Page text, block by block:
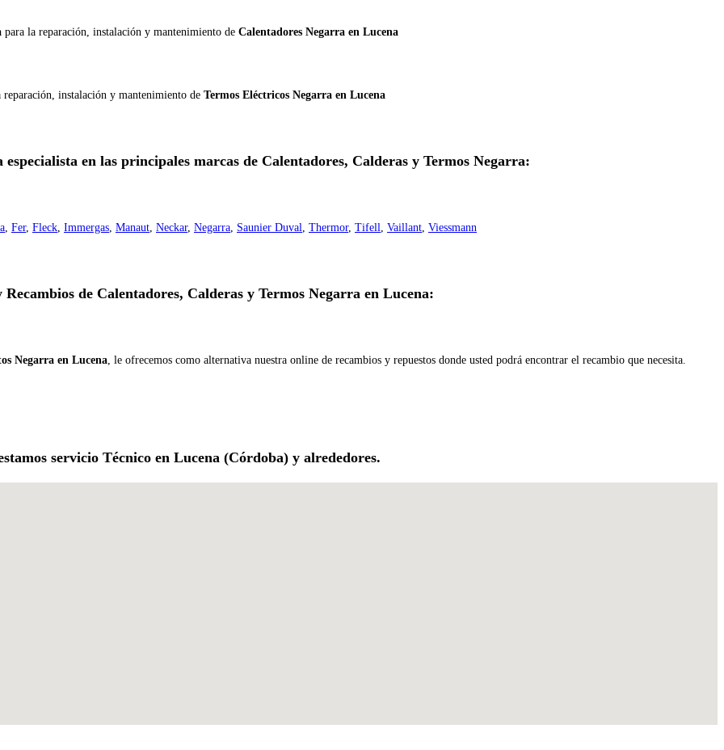
para la reparación, instalación y mantenimiento de Calentadores Negarra en Lucena
reparación, instalación y mantenimiento de Termos Eléctricos Negarra en Lucena
especialista en las principales marcas de Calentadores, Calderas y Termos Negarra:
, Fer, Fleck, Immergas, Manaut, Neckar, Negarra, Saunier Duval, Thermor, Tifell, Vaillant, Viessmann
Recambios de Calentadores, Calderas y Termos Negarra en Lucena:
Negarra en Lucena, le ofrecemos como alternativa nuestra online de recambios y repuestos donde usted podrá encontrar el recambio que necesita.
servicio Técnico en Lucena (Córdoba) y alrededores.